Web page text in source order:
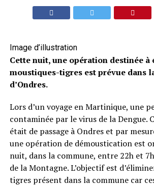
Image d’illustration
Cette nuit, une opération destinée
moustiques-tigres est prévue dans
d’Ondres.
Lors d’un voyage en Martinique, une
contaminée par le virus de la Dengue.
était de passage à Ondres et par
une opération de démoustication est
nuit, dans la commune, entre 22h et
de la Montagne. L’objectif est
tigres présent dans la commune car